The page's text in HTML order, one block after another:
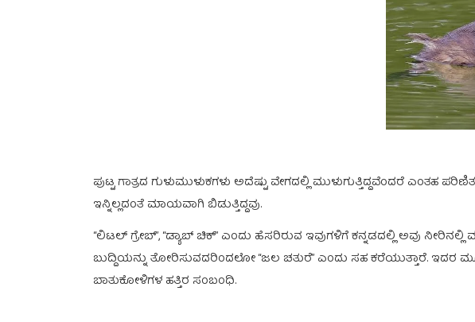
ಪುಟ್ಟ ಗಾತ್ರದ ಗುಳುಮುಳುಕಗಳು ಅದೆಷ್ಟು ವೇಗದಲ್ಲಿ ಮುಳುಗುತ್ತಿದ್ದವೆಂದರೆ ಎಂತಹ
ಇನ್ನಿಲ್ಲದಂತೆ ಮಾಯವಾಗಿ ಬಿಡುತ್ತಿದ್ದವು.
“ಲಿಟಲ್ ಗ್ರೇಬ್”, “ಡ್ಯಾಬ್ ಚಿಕ್” ಎಂದು ಹೆಸರಿರುವ ಇವುಗಳಿಗೆ ಕನ್ನಡದಲ್ಲಿ ಅವು
ಬುದ್ದಿಯನ್ನು ತೋರಿಸುವದರಿಂದಲೋ “ಜಲ ಚತುರೆ” ಎಂದು ಸಹ ಕರೆಯುತ್ತಾರೆ. ಇದರ
ಬಾತುಕೋಳಿಗಳ ಹತ್ತಿರ ಸಂಬಂಧಿ.